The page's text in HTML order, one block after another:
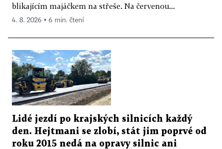
blikajícím majáčkem na střeše. Na červenou...
4. 8. 2026 ▪ 6 min. čtení
Lidé jezdí po krajských silnicích každý
den. Hejtmani se zlobí, stát jim poprvé od
roku 2015 nedá na opravy silnic ani